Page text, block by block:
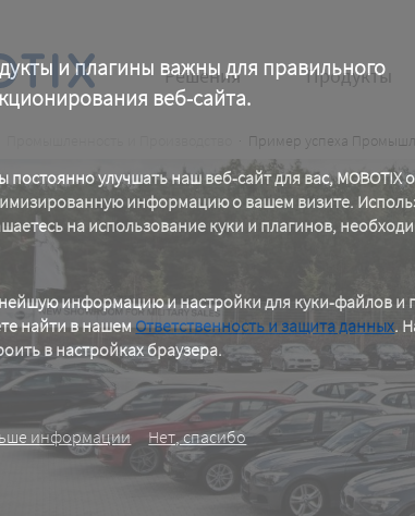
и плагины важны для правильного
веб-сайта.
постоянно улучшать наш веб-сайт для вас, MOBOTIX
информацию о вашем визите.
на использование куки и плагинов,
информацию и настройки для куки-файлов и
найти в нашемОтветственность и защита данных.
в настройках браузера.
информации Нет, спасибо
Main
navigation
Решения Продукты
Пример успеха